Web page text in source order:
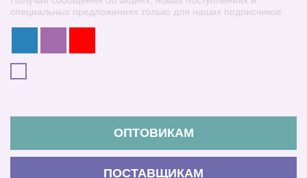
специальных предложениях только для наших подписчиков
ОПТОВИКАМ
ПОСТАВЩИКАМ